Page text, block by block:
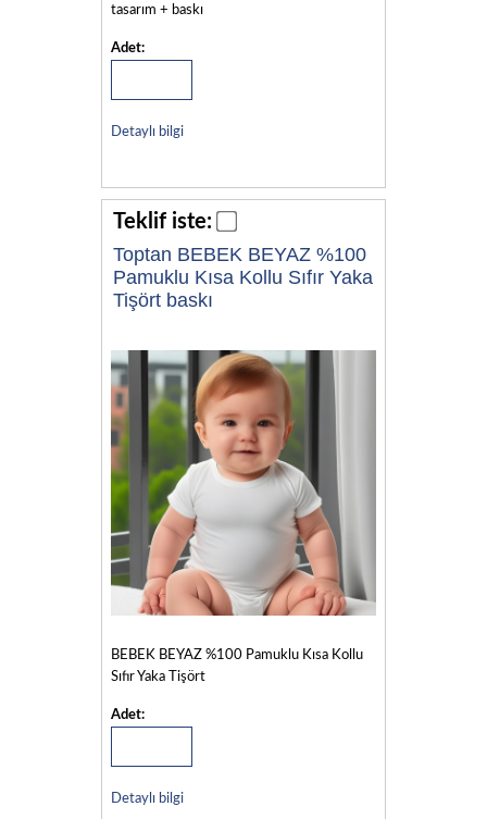
tasarım + baskı
Adet:
Detaylı bilgi
Teklif iste:
Toptan BEBEK BEYAZ %100
Pamuklu Kısa Kollu Sıfır Yaka
Tişört baskı
BEBEK BEYAZ %100 Pamuklu Kısa Kollu
Sıfır Yaka Tişört
Adet:
Detaylı bilgi